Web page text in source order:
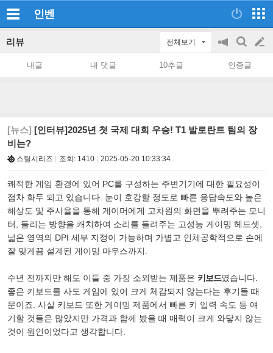
인벤
리뷰 전체보기
공
on/off
검
색
글
쓰
내글 내 댓글 10추글 인증글
[뉴스] [인터뷰]2025년 첫 국제 대회 우승! T1 발로란트 팀의 장
비는?
스틸시리즈 조회: 1410 2025-05-20 10:33:34
쾌적한 게임 환경에 있어 PC를 구성하는 주변기기에 대한 필요성이
점차 화두 되고 있습니다. 눈이 호강할 정도로 빠른 응답속도와 높은
해상도 및 주사율을 통해 게이머에게 고차원의 화면을 뿌려주는 모니
터, 들리는 방향을 캐치하여 소리를 들려주는 고성능 게이밍 헤드셋,
넓은 영역의 DPI 세부 지정이 가능하며 가볍고 인체공학적으로 손에
잘 맞게끔 설계된 게이밍 마우스까지.
수년 전까지만 해도 이들 중 가장 소외받는 제품은 키보드였습니다.
좋은 키보드를 사도 게임에 있어 크게 체감되지 않는다는 후기들 때
문이죠. 사실 키보드 또한 게이밍 제품에서 빠른 키 입력 속도 등 얘
기할 것들은 많았지만 가격과 함께 봤을 때 매력이 크게 와닿지 않는
것이 원인이었다고 생각합니다.